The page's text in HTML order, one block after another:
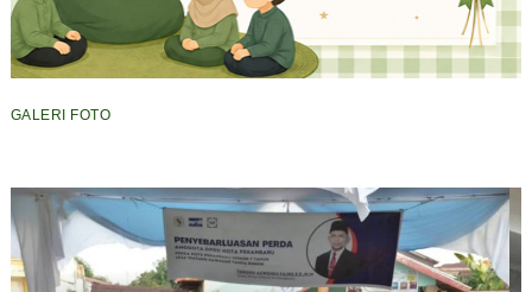
GALERI FOTO